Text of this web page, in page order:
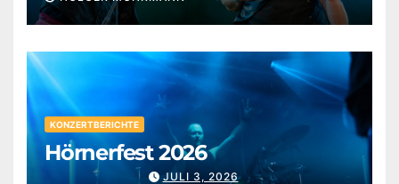
KONZERTBERICHTE
Hörnerfest 2026
JULI 3, 2026